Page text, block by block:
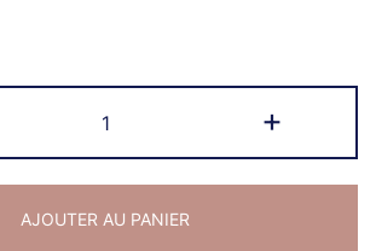
de
Carte
Pâques
+
AJOUTER AU PANIER